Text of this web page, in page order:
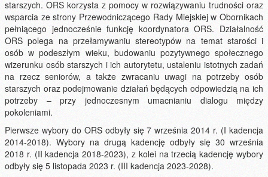
starszych. ORS korzysta z pomocy w rozwiązywaniu trudności oraz
wsparcia ze strony Przewodniczącego Rady Miejskiej w Obornikach
pełniącego jednocześnie funkcję koordynatora ORS. Działalność
ORS polega na przełamywaniu stereotypów na temat starości i
osób w podeszłym wieku, budowaniu pozytywnego społecznego
wizerunku osób starszych i ich autorytetu, ustaleniu istotnych zadań
na rzecz seniorów, a także zwracaniu uwagi na potrzeby osób
starszych oraz podejmowanie działań będących odpowiedzią na ich
potrzeby – przy jednoczesnym umacnianiu dialogu między
pokoleniami.
Pierwsze wybory do ORS odbyły się 7 września 2014 r. (I kadencja
2014-2018). Wybory na drugą kadencję odbyły się 30 września
2018 r. (II kadencja 2018-2023), z kolei na trzecią kadencję wybory
odbyły się 5 listopada 2023 r. (III kadencja 2023-2028).